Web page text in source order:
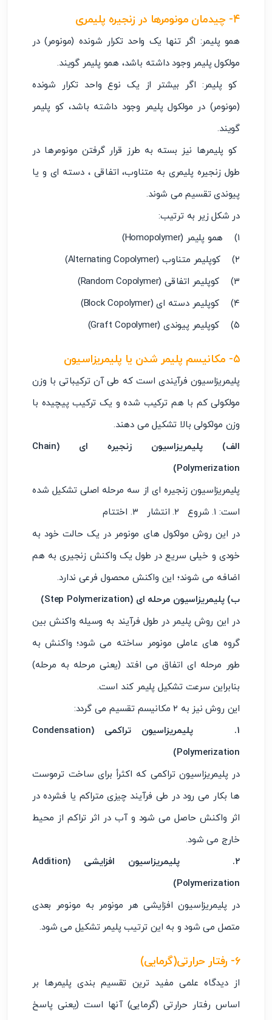
۴- چیدمان مونومرها در زنجیره پلیمری
همو پلیمر: اگر تنها یک واحد تکرار شونده (مونومر) در
مولکول پلیمر وجود داشته باشد، همو پلیمر گویند.
کو پلیمر: اگر بیشتر از یک نوع واحد تکرار شونده
(مونومر) در مولکول پلیمر وجود داشته باشد، کو پلیمر
گویند.
کو پلیمرها نیز بسته به طرز قرار گرفتن مونومرها در
طول زنجیره پلیمری به متناوب، اتفاقی ، دسته ای و یا
پیوندی تقسیم می شوند.
در شکل زیر به ترتیب:
۱) همو پلیمر (Homopolymer)
۲) کوپلیمر متناوب (Alternating Copolymer)
۳) کوپلیمر اتفاقی (Random Copolymer)
۴) کوپلیمر دسته ای (Block Copolymer)
۵) کوپلیمر پیوندی (Graft Copolymer)
۵- مکانیسم پلیمر شدن یا پلیمریزاسیون
پلیمریزاسیون فرآیندی است که طی آن ترکیباتی با وزن
مولکولی کم با هم ترکیب شده و یک ترکیب پیچیده با
وزن مولکولی بالا تشکیل می دهند.
الف) پلیمریزاسیون زنجیره ای (Chain
Polymerization)
پلیمریزاسیون زنجیره ای از سه مرحله اصلی تشکیل شده
است: ۱. شروع ۲. انتشار ۳. اختتام
در این روش مولکول های مونومر در یک حالت خود به
خودی و خیلی سریع در طول یک واکنش زنجیری به هم
اضافه می شوند؛ این واکنش محصول فرعی ندارد.
ب) پلیمریزاسیون مرحله ای (Step Polymerization)
در این روش پلیمر در طول فرآیند به وسیله واکنش بین
گروه های عاملی مونومر ساخته می شود؛ واکنش به
طور مرحله ای اتفاق می افتد (یعنی مرحله به مرحله)
بنابراین سرعت تشکیل پلیمر کند است.
این روش نیز به ۲ مکانیسم تقسیم می گردد:
۱. پلیمریزاسیون تراکمی (Condensation
Polymerization)
در پلیمریزاسیون تراکمی که اکثرأ برای ساخت ترموست
ها بکار می رود در طی فرآیند چیزی متراکم یا فشرده در
اثر واکنش حاصل می شود و آب در اثر تراکم از محیط
خارج می شود.
۲. پلیمریزاسیون افزایشی (Addition
Polymerization)
در پلیمریزاسیون افزایشی هر مونومر به مونومر بعدی
متصل می شود و به این ترتیب پلیمر تشکیل می شود.
۶- رفتار حرارتی(گرمایی)
از دیدگاه علمی مفید ترین تقسیم بندی پلیمرها بر
اساس رفتار حرارتی (گرمایی) آنها است (یعنی پاسخ